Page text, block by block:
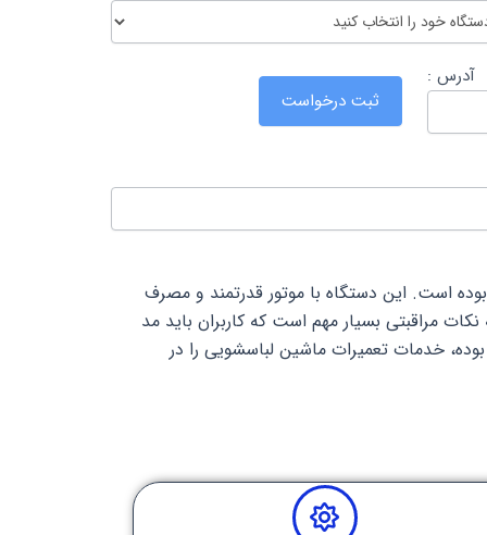
آدرس :
ثبت درخواست
است. این دستگاه با موتور قدرتمند و مصرف
مراقبتی بسیار مهم است که کاربران باید مد
خدمات تعمیرات ماشین لباسشویی را در